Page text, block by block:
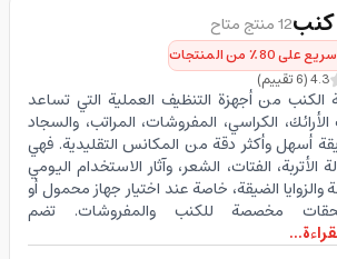
12 منتج متاح
80٪ من المنتجات
4.3
(
6تقييم)
من أجهزة التنظيف العملية التي تساعد
الكراسي، المفروشات، المراتب، والسجاد
أسهل وأكثر دقة من المكانس التقليدية. فهي
الأتربة، الفتات، الشعر، وآثار الاستخدام اليومي
الضيقة، خاصة عند اختيار جهاز محمول أو
مخصصة للكنب والمفروشات. تضم